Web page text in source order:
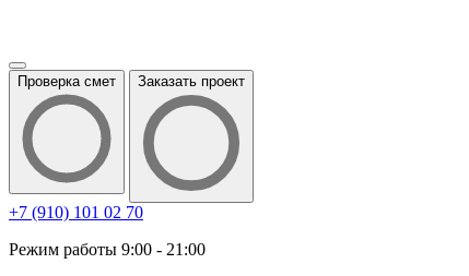
Проверка смет Заказать проект
+7 (910) 101 02 70
Режим работы 9:00 - 21:00